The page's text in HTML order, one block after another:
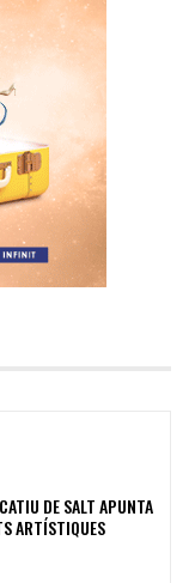
DE SALT APUNTA
ARTÍSTIQUES